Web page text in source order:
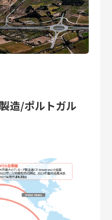
造/ポルトガル